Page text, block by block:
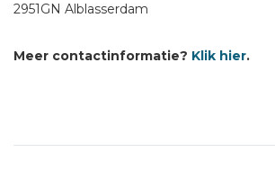
2951GN Alblasserdam
Meer contactinformatie? Klik hier.